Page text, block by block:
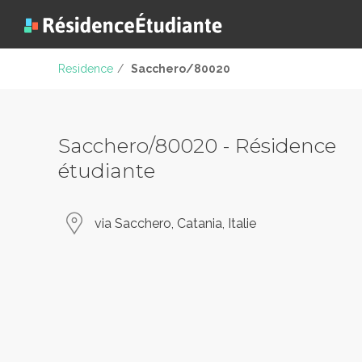
Residence / Sacchero/80020
Sacchero/80020 - Résidence
étudiante
via Sacchero, Catania, Italie